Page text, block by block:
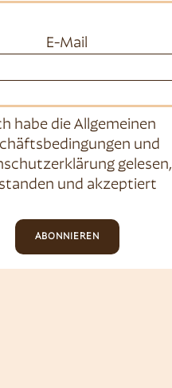
E-Mail
habe die Allgemeinen
und
gelesen,
und akzeptiert
ABONNIEREN